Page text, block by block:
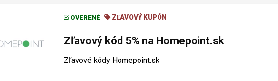
OVERENÉ ZĽAVOVÝ KUPÓN
Zľavový kód 5% na Homepoint.sk
Zľavové kódy Homepoint.sk